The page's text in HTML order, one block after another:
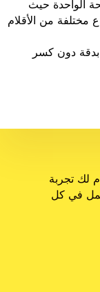
الواحدة حيث
مختلفة من الأقلام
بدقة دون كسر
لك تجربة
في كل